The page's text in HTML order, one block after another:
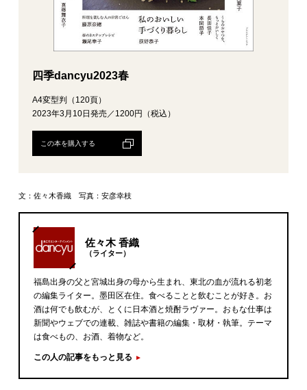
四季dancyu2023春
A4変型判（120頁）
2023年3月10日発売／1200円（税込）
この本を購入する
文：佐々木香織 写真：安彦幸枝
佐々木 香織
（ライター）
福島出身の父と宮城出身の母から生まれ、東北の血が流れる初老
の編集ライター。墨田区在住。食べることと飲むことが好き。お
酒は何でも飲むが、とくに日本酒と焼酎ラヴァー。おもな仕事は
新聞やウェブでの連載、雑誌や書籍の編集・取材・執筆。テーマ
は食べもの、お酒、着物など。
この人の記事をもっと見る